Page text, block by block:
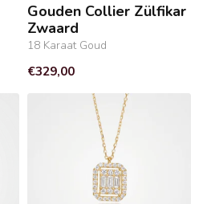
Gouden Collier Zülfikar
Zwaard
18 Karaat Goud
€329,00